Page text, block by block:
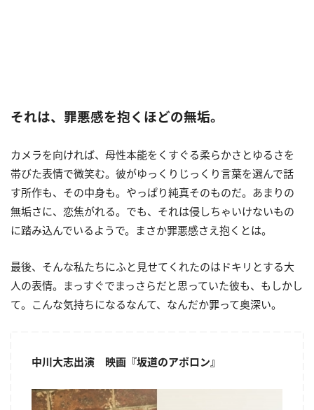
それは、罪悪感を抱くほどの無垢。
カメラを向ければ、母性本能をくすぐる柔らかさとゆるさを
帯びた表情で微笑む。彼がゆっくりじっくり言葉を選んで話
す所作も、その中身も。やっぱり純真そのものだ。あまりの
無垢さに、恋焦がれる。でも、それは侵しちゃいけないもの
に踏み込んでいるようで。まさか罪悪感さえ抱くとは。
最後、そんな私たちにふと見せてくれたのはドキリとする大
人の表情。まっすぐでまっさらだと思っていた彼も、もしかし
て。こんな気持ちになるなんて、なんだか罪って奥深い。
中川大志出演 映画『坂道のアポロン』